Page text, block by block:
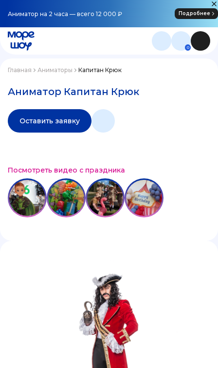
Аниматор на 2 часа — всего 12 000 ₽ Подробнее
0
Главная Аниматоры Капитан Крюк
Аниматор Капитан Крюк
Оставить заявку
Посмотреть видео с праздника